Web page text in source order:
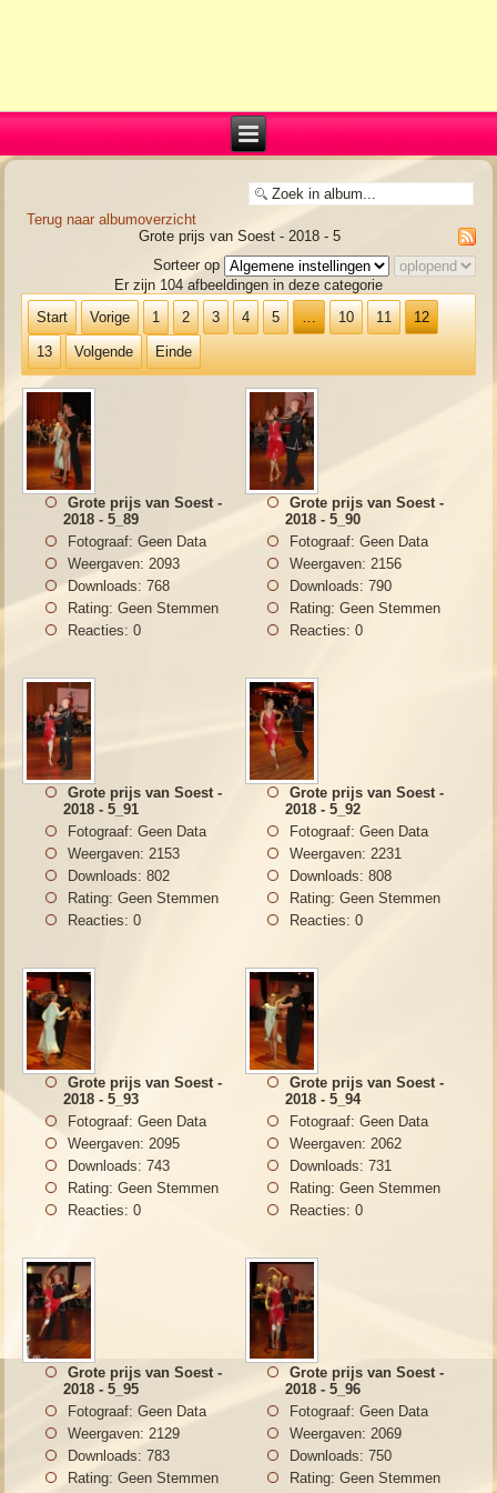
Terug naar albumoverzicht
Grote prijs van Soest - 2018 - 5
Sorteer op
Er zijn 104 afbeeldingen in deze categorie
Start
Vorige 1 2 3 4 5 … 10 11 12
13 Volgende Einde
Grote prijs van Soest -
2018 - 5_89
Fotograaf: Geen Data
Weergaven: 2093
Downloads: 768
Rating: Geen Stemmen
Reacties: 0
Grote prijs van Soest -
2018 - 5_90
Fotograaf: Geen Data
Weergaven: 2156
Downloads: 790
Rating: Geen Stemmen
Reacties: 0
Grote prijs van Soest -
2018 - 5_91
Fotograaf: Geen Data
Weergaven: 2153
Downloads: 802
Rating: Geen Stemmen
Reacties: 0
Grote prijs van Soest -
2018 - 5_92
Fotograaf: Geen Data
Weergaven: 2231
Downloads: 808
Rating: Geen Stemmen
Reacties: 0
Grote prijs van Soest -
2018 - 5_93
Fotograaf: Geen Data
Weergaven: 2095
Downloads: 743
Rating: Geen Stemmen
Reacties: 0
Grote prijs van Soest -
2018 - 5_94
Fotograaf: Geen Data
Weergaven: 2062
Downloads: 731
Rating: Geen Stemmen
Reacties: 0
Grote prijs van Soest -
2018 - 5_95
Fotograaf: Geen Data
Weergaven: 2129
Downloads: 783
Rating: Geen Stemmen
Grote prijs van Soest -
2018 - 5_96
Fotograaf: Geen Data
Weergaven: 2069
Downloads: 750
Rating: Geen Stemmen